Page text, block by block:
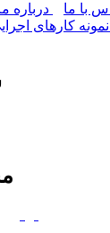
با ما درباره
نمونه کارهای